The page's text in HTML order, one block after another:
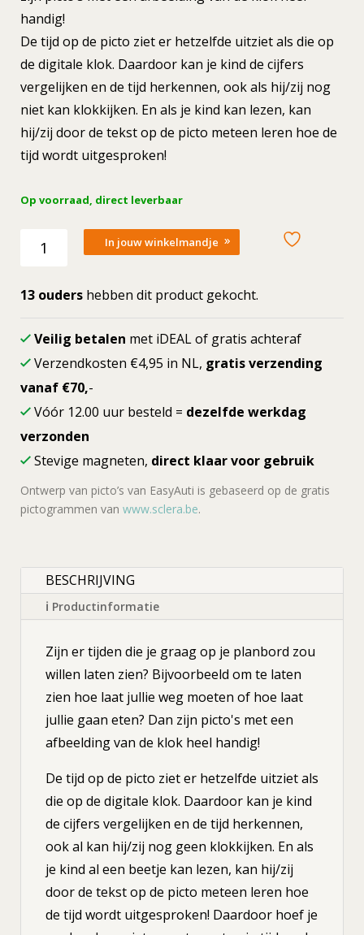
handig!
De tijd op de picto ziet er hetzelfde uitziet als die op
de digitale klok. Daardoor kan je kind de cijfers
vergelijken en de tijd herkennen, ook als hij/zij nog
niet kan klokkijken. En als je kind kan lezen, kan
hij/zij door de tekst op de picto meteen leren hoe de
tijd wordt uitgesproken!
Op voorraad, direct leverbaar
picto
uur
klok)
In jouw winkelmandje
13 ouders hebben dit product gekocht.
Veilig betalen met iDEAL of gratis achteraf
Verzendkosten €4,95 in NL, gratis verzending
vanaf €70,-
Vóór 12.00 uur besteld = dezelfde werkdag
verzonden
Stevige magneten, direct klaar voor gebruik
Ontwerp van picto’s van EasyAuti is gebaseerd op de gratis
pictogrammen van www.sclera.be.
BESCHRIJVING
ℹ Productinformatie
Zijn er tijden die je graag op je planbord zou
willen laten zien? Bijvoorbeeld om te laten
zien hoe laat jullie weg moeten of hoe laat
jullie gaan eten? Dan zijn picto's met een
afbeelding van de klok heel handig!
De tijd op de picto ziet er hetzelfde uitziet als
die op de digitale klok. Daardoor kan je kind
de cijfers vergelijken en de tijd herkennen,
ook al kan hij/zij nog geen klokkijken. En als
je kind al een beetje kan lezen, kan hij/zij
door de tekst op de picto meteen leren hoe
de tijd wordt uitgesproken! Daardoor hoef je